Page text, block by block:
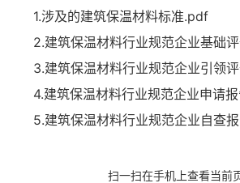
1.涉及的建筑保温材料标准.pdf
2.建筑保温材料行业规范企业基础
3.建筑保温材料行业规范企业引领
4.建筑保温材料行业规范企业申请
5.建筑保温材料行业规范企业自查
扫一扫在手机上查看当前